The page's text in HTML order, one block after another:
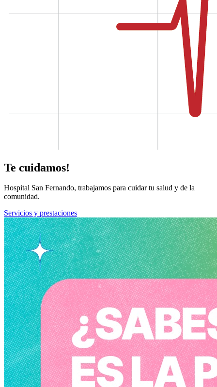
Te cuidamos!
Hospital San Fernando, trabajamos para cuidar tu salud y de la
comunidad.
Servicios y prestaciones